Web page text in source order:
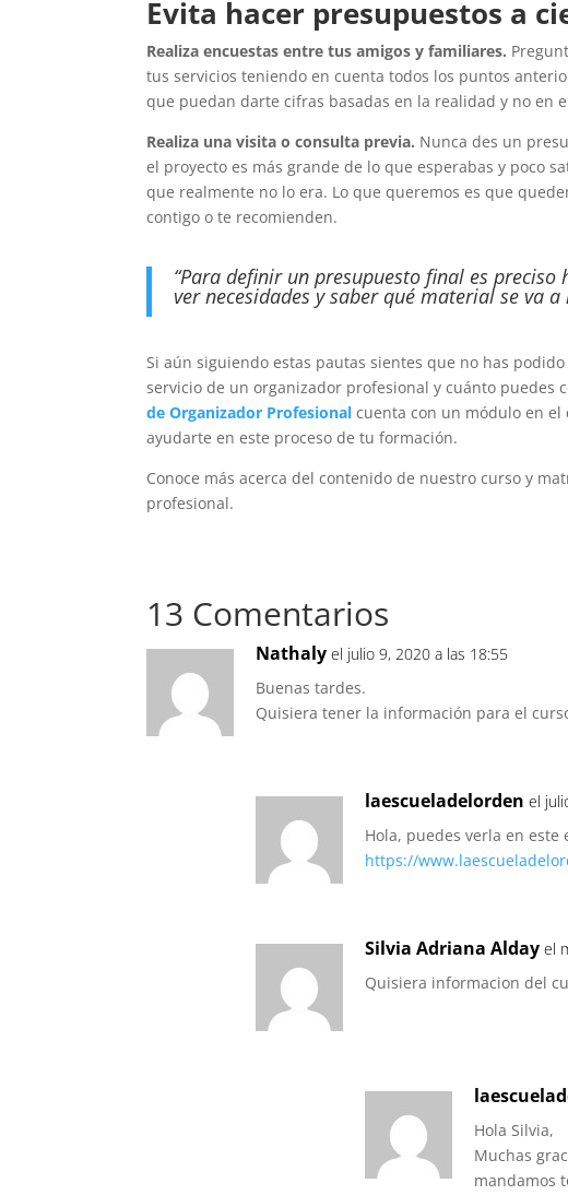
Evita hacer presupuestos a
Realiza encuestas entre tus amigos y familiares.
tus servicios teniendo en cuenta todos los puntos
que puedan darte cifras basadas en la realidad y no en
Realiza una visita o consulta previa. Nunca des un
el proyecto es más grande de lo que esperabas y poco
que realmente no lo era. Lo que queremos es que
contigo o te recomienden.
“Para definir unpresupuesto final es preciso
ver necesidades y saber qué material se va a
Si aún siguiendo estas pautas sientes que no has
servicio de un organizador profesional y cuánto puedes
de Organizador Profesional cuenta con un módulo en el
ayudarte en este proceso de tu formación.
Conoce más acerca del contenido de nuestro curso y
profesional.
13 Comentarios
Nathaly el julio 9, 2020 a las 18:55
Buenas tardes.
Quisiera tener la información para el
laescueladelorden el
Hola, puedes verla en este
https://
Silvia Adriana Alday el
Quisiera informacion del
Hola Silvia,
Muchas
mandamos